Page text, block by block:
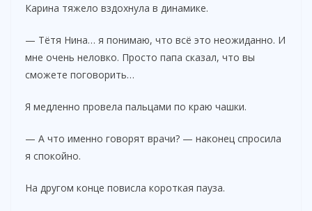
Карина тяжело вздохнула в динамике.
— Тётя Нина… я понимаю, что всё это неожиданно. И
мне очень неловко. Просто папа сказал, что вы
сможете поговорить…
Я медленно провела пальцами по краю чашки.
— А что именно говорят врачи? — наконец спросила
я спокойно.
На другом конце повисла короткая пауза.